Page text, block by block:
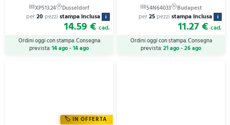
per20 pezzi stampa inclusa i
14.59 € cad.
Ordini oggi con stampa. Consegna
prevista:14 ago - 14 ago
per25 pezzi stampa inclusa i
11.27 € cad.
Ordini oggi con stampa. Consegna
prevista:21 ago - 26 ago
IN OFFERTA